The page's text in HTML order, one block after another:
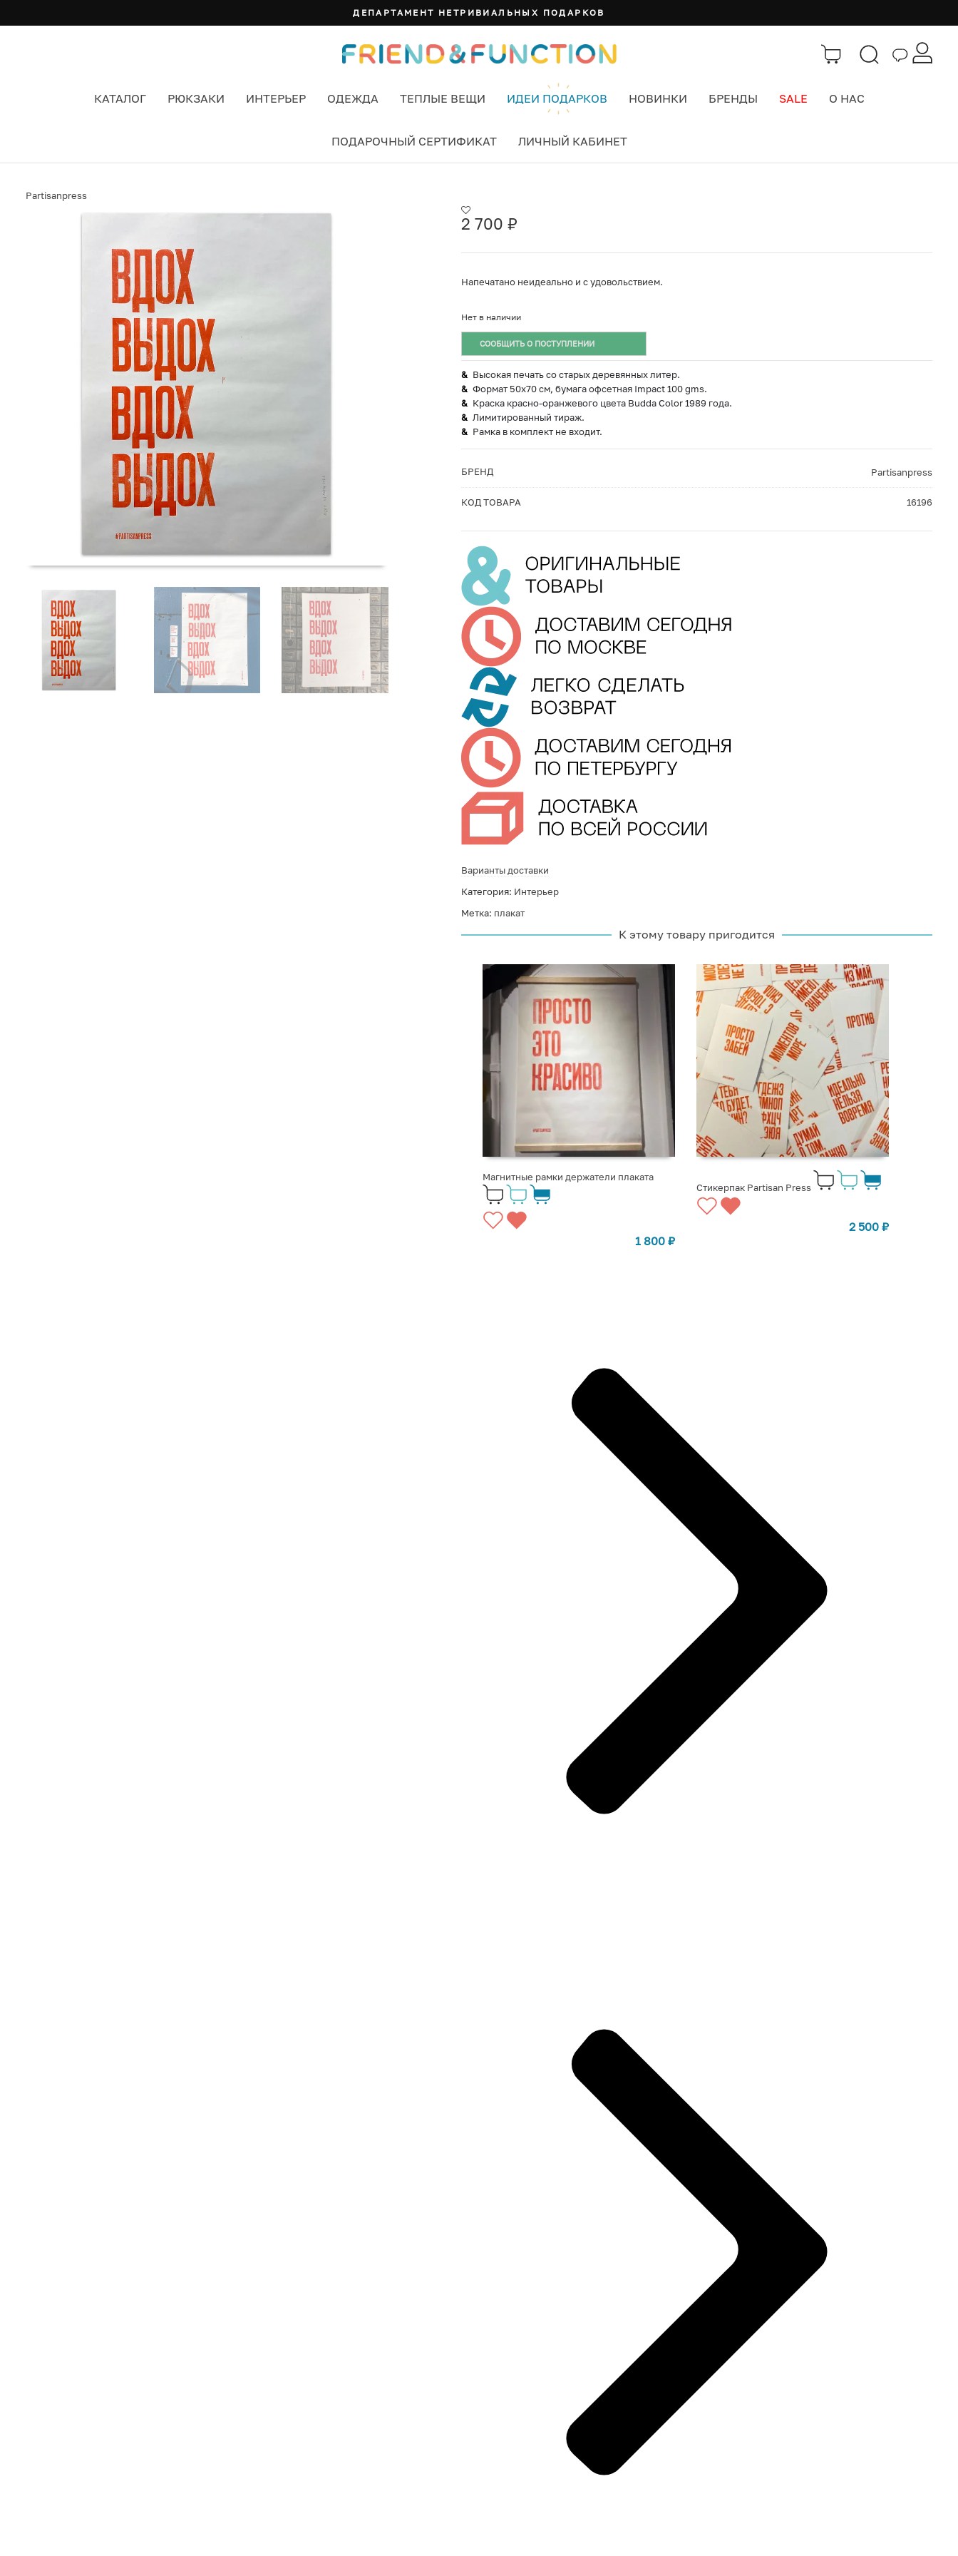
ДЕПАРТАМЕНТ НЕТРИВИАЛЬНЫХ ПОДАРКОВ
КАТАЛОГ РЮКЗАКИ ИНТЕРЬЕР ОДЕЖДА ТЕПЛЫЕ ВЕЩИ ИДЕИ ПОДАРКОВ НОВИНКИ БРЕНДЫ SALE О НАС
ПОДАРОЧНЫЙ СЕРТИФИКАТ ЛИЧНЫЙ КАБИНЕТ
Partisanpress
2 700 ₽
Напечатано неидеально и с удовольствием.
Нет в наличии
СООБЩИТЬ О ПОСТУПЛЕНИИ
Высокая печать со старых деревянных литер.
Формат 50х70 см, бумага офсетная Impact 100 gms.
Краска красно-оранжевого цвета Budda Color 1989 года.
Лимитированный тираж.
Рамка в комплект не входит.
БРЕНД Partisanpress
КОД ТОВАРА 16196
Варианты доставки
Категория: Интерьер
Метка: плакат
К этому товару пригодится
Магнитные рамки держатели плаката
1 800 ₽
Стикерпак Partisan Press
2 500 ₽